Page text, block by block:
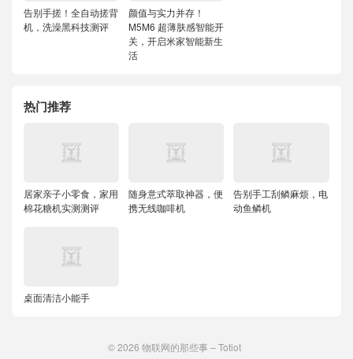
告别手搓！全自动搓背
机，洗澡黑科技测评
颜值与实力并存！
M5M6 超薄肤感智能开
关，开启米家智能新生
活
热门推荐
居家亲子小零食，家用
棉花糖机实测测评
随身意式萃取神器，便
携无线咖啡机
告别手工刮鳞麻烦，电
动鱼鳞机
桌面清洁小能手
© 2026 物联网的那些事 – Totiot